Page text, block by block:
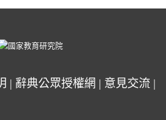
| 辭典公眾授權網 | 意見交流 |